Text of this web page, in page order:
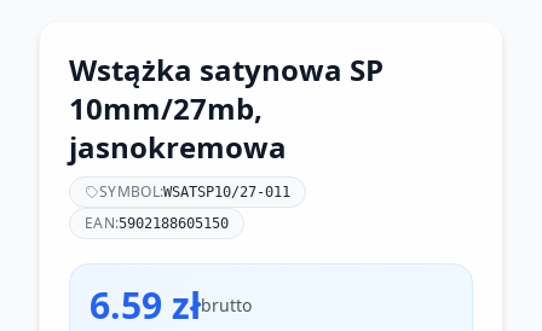
Wstążka satynowa SP
10mm/27mb,
jasnokremowa
SYMBOL:WSATSP10/27-011
EAN:5902188605150
6.59 złbrutto